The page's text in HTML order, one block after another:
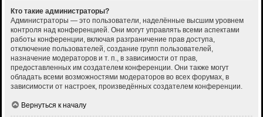
Кто такие администраторы?
Администраторы — это пользователи, наделённые высшим уровнем
контроля над конференцией. Они могут управлять всеми аспектами
работы конференции, включая разграничение прав доступа,
отключение пользователей, создание групп пользователей,
назначение модераторов и т. п., в зависимости от прав,
предоставленных им создателем конференции. Они также могут
обладать всеми возможностями модераторов во всех форумах, в
зависимости от настроек, произведённых создателем конференции.
Вернуться к началу